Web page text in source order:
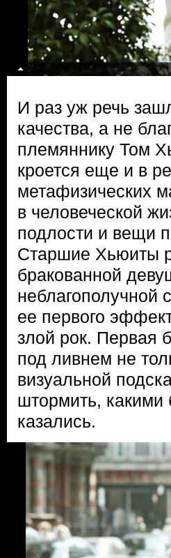
И раз уж речь
качества, а не
племяннику Том
кроется еще и в
метафизических
в человеческой
подлости и вещи
Старшие Хьюиты
бракованной
ее первого
злой рок. Первая
под ливнем не
визуальной
штормить, какими
казались.